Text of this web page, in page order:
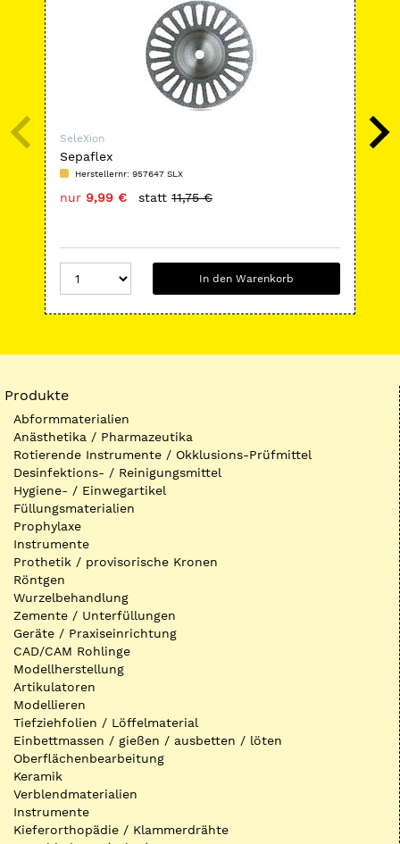
SeleXion
Sepaflex
Herstellernr: 957647 SLX
nur 9,99 € statt 11,75 €
In den Warenkorb
Produkte
Abformmaterialien
Anästhetika / Pharmazeutika
Rotierende Instrumente / Okklusions-Prüfmittel
Desinfektions- / Reinigungsmittel
Hygiene- / Einwegartikel
Füllungsmaterialien
Prophylaxe
Instrumente
Prothetik / provisorische Kronen
Röntgen
Wurzelbehandlung
Zemente / Unterfüllungen
Geräte / Praxiseinrichtung
CAD/CAM Rohlinge
Modellherstellung
Artikulatoren
Modellieren
Tiefziehfolien / Löffelmaterial
Einbettmassen / gießen / ausbetten / löten
Oberflächenbearbeitung
Keramik
Verblendmaterialien
Instrumente
Kieferorthopädie / Klammerdrähte